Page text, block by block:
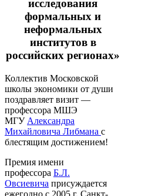
исследования
формальных и
неформальных
институтов в
российских регионах»
Коллектив Московской
школы экономики от души
поздравляет визит —
профессора МШЭ
МГУ Александра
Михайловича Либмана с
блестящим достижением!
Премия имени
профессора Б.Л.
Овсиевича присуждается
ежегодно с 2005 г. Санкт-